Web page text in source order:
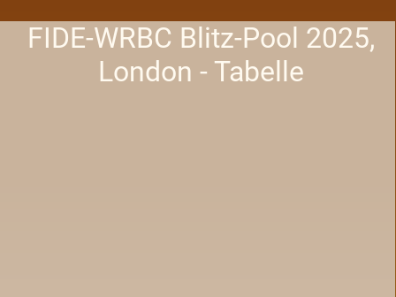
FIDE-WRBC Blitz-Pool 2025,
London - Tabelle